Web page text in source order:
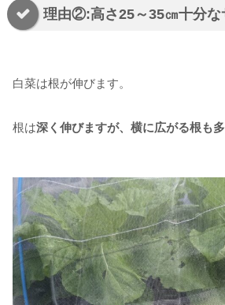
理由②:高さ25～35㎝十分な
白菜は根が伸びます。
根は深く伸びますが、横に広がる根も